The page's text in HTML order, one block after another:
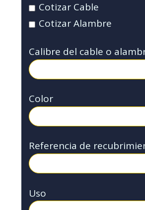
Cotizar Cable
Cotizar Alambre
Calibre del cable o
Color
Referencia de
Uso